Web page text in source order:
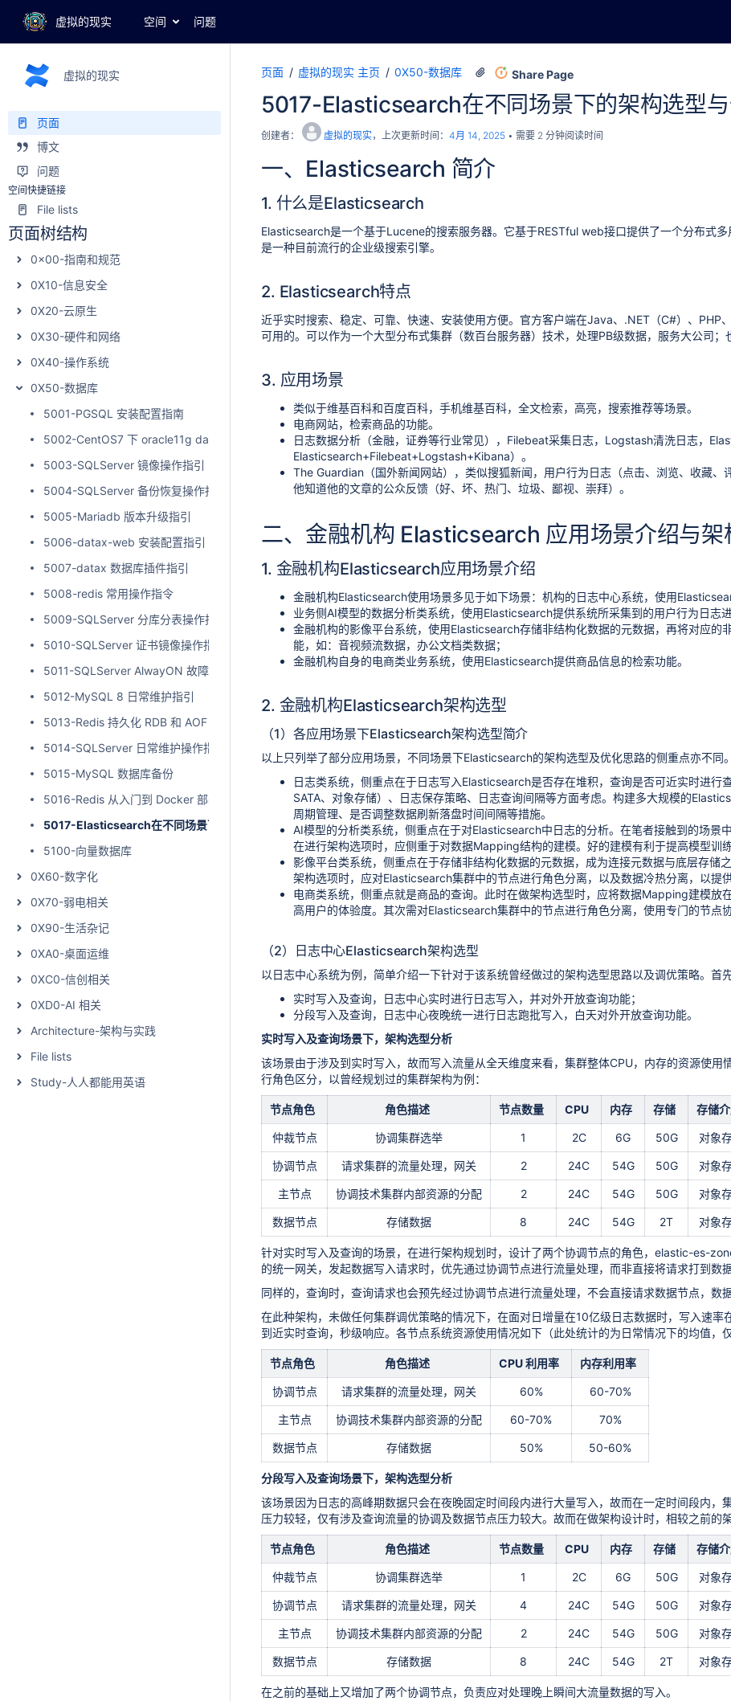
虚拟的现实 空间 问题
虚拟的现实
页面
博文
问题
空间快捷链接
File lists
页面树结构
0x00-指南和规范
0X10-信息安全
0X20-云原生
0X30-硬件和网络
0X40-操作系统
0X50-数据库
5001-PGSQL 安装配置指南
5002-CentOS7 下 oracle11g dataguard安装指南
5003-SQLServer 镜像操作指引
5004-SQLServer 备份恢复操作指引
5005-Mariadb 版本升级指引
5006-datax-web 安装配置指引
5007-datax 数据库插件指引
5008-redis 常用操作指令
5009-SQLServer 分库分表操作指引
5010-SQLServer 证书镜像操作指引
5011-SQLServer AlwayON 故障测试
5012-MySQL 8 日常维护指引
5013-Redis 持久化 RDB 和 AOF
5014-SQLServer 日常维护操作指引
5015-MySQL 数据库备份
5016-Redis 从入门到 Docker 部署
5017-Elasticsearch在不同场景下的架构选型与优化思路
5100-向量数据库
0X60-数字化
0X70-弱电相关
0X90-生活杂记
0XA0-桌面运维
0XC0-信创相关
0XD0-AI 相关
Architecture-架构与实践
File lists
Study-人人都能用英语
页面 虚拟的现实 主页 0X50-数据库 Share Page
5017-Elasticsearch在不同场景下的架构选型
创建者： 虚拟的现实，上次更新时间： 4月 14, 2025 需要 2 分钟阅读时间
一、Elasticsearch 简介
1. 什么是Elasticsearch
Elasticsearch是一个基于Lucene的搜索服务器。它基于RESTful web接口提供了一个分布式
是一种目前流行的企业级搜索引擎。
2. Elasticsearch特点
近乎实时搜索、稳定、可靠、快速、安装使用方便。官方客户端在Java、.NET（C#）、
可用的。可以作为一个大型分布式集群（数百台服务器）技术，处理PB级数据，服务大公司；
3. 应用场景
类似于维基百科和百度百科，手机维基百科，全文检索，高亮，搜索推荐等场景。
电商网站，检索商品的功能。
日志数据分析（金融，证券等行业常见），Filebeat采集日志，Logstash清洗日志，
Elasticsearch+Filebeat+Logstash+Kibana）。
The Guardian（国外新闻网站），类似搜狐新闻，用户行为日志（点击、浏览、收藏
他知道他的文章的公众反馈（好、坏、热门、垃圾、鄙视、崇拜）。
二、金融机构 Elasticsearch 应用场景介绍与架
1. 金融机构Elasticsearch应用场景介绍
金融机构Elasticsearch使用场景多见于如下场景：机构的日志中心系统，使用
业务侧AI模型的数据分析类系统，使用Elasticsearch提供系统所采集到的用户行为日志
金融机构的影像平台系统，使用Elasticsearch存储非结构化数据的元数据，再将对应的
能，如：音视频流数据，办公文档类数据；
金融机构自身的电商类业务系统，使用Elasticsearch提供商品信息的检索功能。
2. 金融机构Elasticsearch架构选型
（1）各应用场景下Elasticsearch架构选型简介
以上只列举了部分应用场景，不同场景下Elasticsearch的架构选型及优化思路的侧重点亦不同。
日志类系统，侧重点在于日志写入Elasticsearch是否存在堆积，查询是否可近实时进行
SATA、对象存储）、日志保存策略、日志查询间隔等方面考虑。构建多大规模的
周期管理、是否调整数据刷新落盘时间间隔等措施。
AI模型的分析类系统，侧重点在于对Elasticsearch中日志的分析。在笔者接触到的场
在进行架构选项时，应侧重于对数据Mapping结构的建模。好的建模有利于提高模型训
影像平台类系统，侧重点在于存储非结构化数据的元数据，成为连接元数据与底层存储
架构选项时，应对Elasticsearch集群中的节点进行角色分离，以及数据冷热分离，以提
电商类系统，侧重点就是商品的查询。此时在做架构选型时，应将数据Mapping建模放
高用户的体验度。其次需对Elasticsearch集群中的节点进行角色分离，使用专门的节点
（2）日志中心Elasticsearch架构选型
以日志中心系统为例，简单介绍一下针对于该系统曾经做过的架构选型思路以及调优策略。首
实时写入及查询，日志中心实时进行日志写入，并对外开放查询功能；
分段写入及查询，日志中心夜晚统一进行日志跑批写入，白天对外开放查询功能。
实时写入及查询场景下，架构选型分析
该场景由于涉及到实时写入，故而写入流量从全天维度来看，集群整体CPU，内存的资源使
行角色区分，以曾经规划过的集群架构为例：
节点角色 角色描述 节点数量 CPU 内存 存储 存储
仲裁节点 协调集群选举 1 2C 6G 50G 对象
协调节点 请求集群的流量处理，网关 2 24C 54G 50G 对象
主节点 协调技术集群内部资源的分配 2 24C 54G 50G 对象
数据节点 存储数据 8 24C 54G 2T 对象
针对实时写入及查询的场景，在进行架构规划时，设计了两个协调节点的角色，elastic-es-
的统一网关，发起数据写入请求时，优先通过协调节点进行流量处理，而非直接将请求打到数
同样的，查询时，查询请求也会预先经过协调节点进行流量处理，不会直接请求数据节点，数
在此种架构，未做任何集群调优策略的情况下，在面对日增量在10亿级日志数据时，写入速
到近实时查询，秒级响应。各节点系统资源使用情况如下（此处统计的为日常情况下的均值，仅
节点角色 角色描述 CPU 利用率 内存利用率
协调节点 请求集群的流量处理，网关 60% 60-70%
主节点 协调技术集群内部资源的分配 60-70% 70%
数据节点 存储数据 50% 50-60%
分段写入及查询场景下，架构选型分析
该场景因为日志的高峰期数据只会在夜晚固定时间段内进行大量写入，故而在一定时间段内
压力较轻，仅有涉及查询流量的协调及数据节点压力较大。故而在做架构设计时，相较之前的
节点角色 角色描述 节点数量 CPU 内存 存储 存储
仲裁节点 协调集群选举 1 2C 6G 50G 对象
协调节点 请求集群的流量处理，网关 4 24C 54G 50G 对象
主节点 协调技术集群内部资源的分配 2 24C 54G 50G 对象
数据节点 存储数据 8 24C 54G 2T 对象
在之前的基础上又增加了两个协调节点，负责应对处理晚上瞬间大流量数据的写入。